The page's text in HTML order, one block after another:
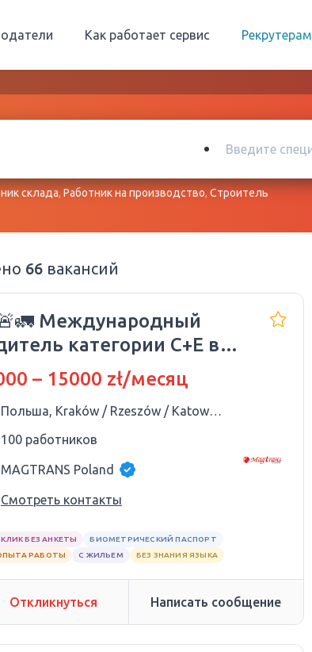
Как работает сервис Рекрутерам
склада,Работник на производство,Строитель
66 вакансий
Международный
категории C+E в
– 15000 zł/месяц
Польша, Kraków / Rzeszów / Katowice / Kielce / Lublin
100 работников
MAGTRANS Poland
Смотреть контакты
БЕЗ АНКЕТЫ
БИОМЕТРИЧЕСКИЙ ПАСПОРТ
РАБОТЫ
С ЖИЛЬЕМ БЕЗ ЗНАНИЯ ЯЗЫКА
Откликнуться Написать сообщение